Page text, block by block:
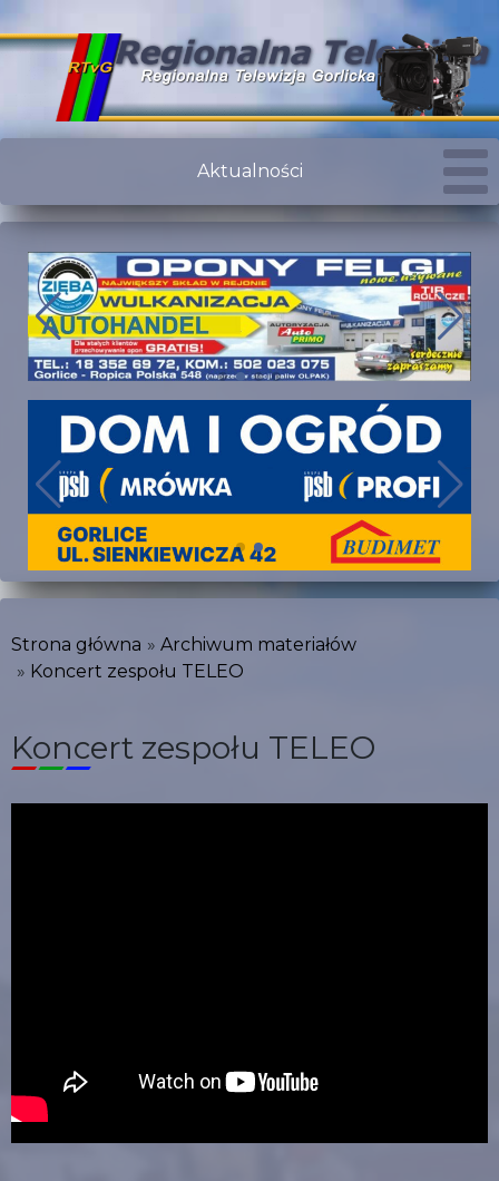
Aktualności
Strona główna
Archiwum materiałów
Koncert zespołu TELEO
Koncert zespołu TELEO